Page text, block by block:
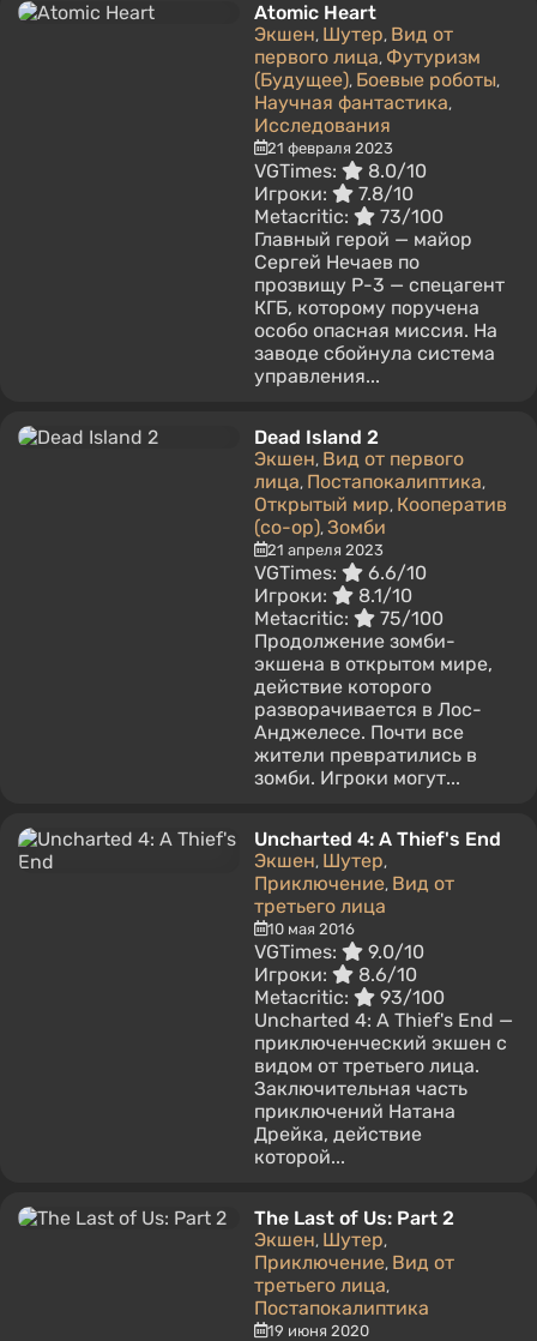
Atomic Heart
Экшен, Шутер, Вид от
первого лица, Футуризм
(Будущее), Боевые роботы,
Научная фантастика,
Исследования
21 февраля 2023
VGTimes:
8.0/10
Игроки:
7.8/10
Metacritic:
73/100
Главный герой — майор
Сергей Нечаев по
прозвищу Р-3 — спецагент
КГБ, которому поручена
особо опасная миссия. На
заводе сбойнула система
управления...
Dead Island 2
Экшен, Вид от первого
лица, Постапокалиптика,
Открытый мир, Кооператив
(co-op), Зомби
21 апреля 2023
VGTimes:
6.6/10
Игроки:
8.1/10
Metacritic:
75/100
Продолжение зомби-
экшена в открытом мире,
действие которого
разворачивается в Лос-
Анджелесе. Почти все
жители превратились в
зомби. Игроки могут...
Uncharted 4: A Thief's End
Экшен, Шутер,
Приключение, Вид от
третьего лица
10 мая 2016
VGTimes:
9.0/10
Игроки:
8.6/10
Metacritic:
93/100
Uncharted 4: A Thief's End —
приключенческий экшен с
видом от третьего лица.
Заключительная часть
приключений Натана
Дрейка, действие
которой...
The Last of Us: Part 2
Экшен, Шутер,
Приключение, Вид от
третьего лица,
Постапокалиптика
19 июня 2020